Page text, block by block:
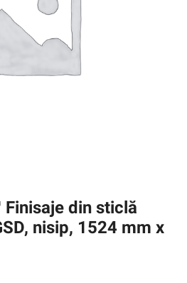
Finisaje din sticlă
nisip, 1524 mm x